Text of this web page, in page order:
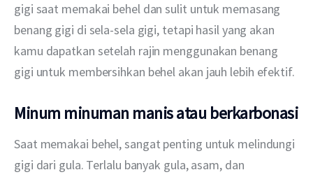
gigi saat memakai behel dan sulit untuk memasang
benang gigi di sela-sela gigi, tetapi hasil yang akan
kamu dapatkan setelah rajin menggunakan benang
gigi untuk membersihkan behel akan jauh lebih efektif.
Minum minuman manis atau berkarbonasi
Saat memakai behel, sangat penting untuk melindungi
gigi dari gula. Terlalu banyak gula, asam, dan